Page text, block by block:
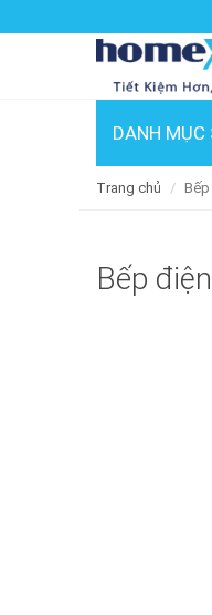
DANH MỤC
Trang chủ Bếp
Bếp